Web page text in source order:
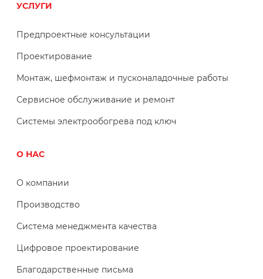
УСЛУГИ
Предпроектные консультации
Проектирование
Монтаж, шефмонтаж и пусконаладочные работы
Сервисное обслуживание и ремонт
Системы электрообогрева под ключ
О НАС
О компании
Производство
Система менеджмента качества
Цифровое проектирование
Благодарственные письма